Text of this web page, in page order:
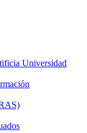
Universidad